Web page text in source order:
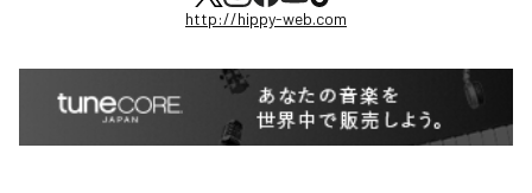
http://hippy-web.com